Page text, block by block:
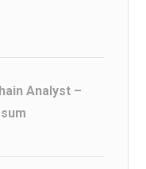
Analyst –